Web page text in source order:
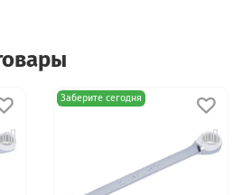
Заберите сегодня